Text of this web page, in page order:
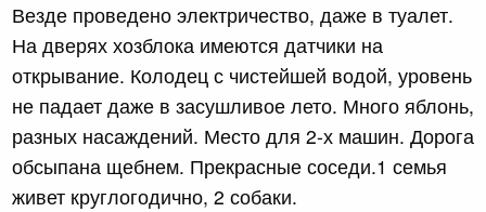
Везде проведено электричество, даже в туалет.
На дверях хозблока имеются датчики на
открывание. Колодец с чистейшей водой, уровень
не падает даже в засушливое лето. Много яблонь,
разных насаждений. Место для 2-х машин. Дорога
обсыпана щебнем. Прекрасные соседи.1 семья
живет круглогодично, 2 собаки.